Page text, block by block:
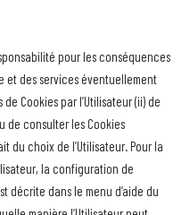
pour les conséquences
et des services éventuellement
Cookies par l’Utilisateur (ii) de
de consulter les Cookies
du choix de l’Utilisateur. Pour la
la configuration de
décrite dans le menu d’aide du